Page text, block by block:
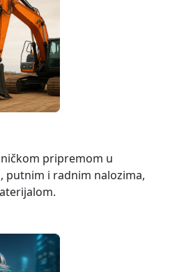
pripremom u
putnim i radnim nalozima,